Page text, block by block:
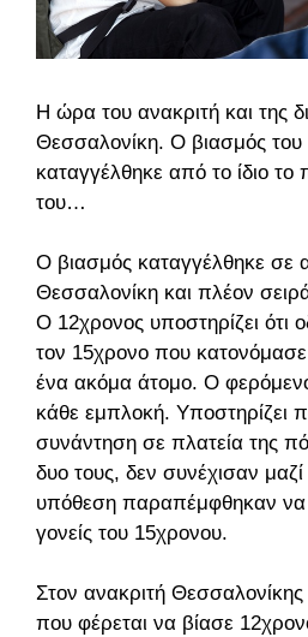
H ώρα του ανακριτή και της
Θεσσαλονίκη. Ο βιασμός του
καταγγέλθηκε από το ίδιο το
του…
Ο βιασμός καταγγέλθηκε σε
Θεσσαλονίκη και πλέον
Ο 12χρονος υποστηρίζει ότι
τον 15χρονο που
ένα ακόμα άτομο. Ο
κάθε εμπλοκή. Υποστηρίζει
συνάντηση σε πλατεία της
δυο τους, δεν συνέχισαν μαζί
υπόθεση παραπέμφθηκαν να
γονείς του 15χρονου.
Στον ανακριτή
που φέρεται να βίασε